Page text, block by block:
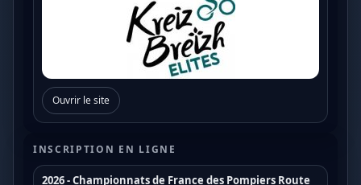
Coupe de France Cyclo Cross
Coupe de France N1
Coupe de France N2
Coupe de France N3
Coupe de France U17
Coupe de France U19
Ouvrir le site
INSCRIPTION EN LIGNE
2026 - Championnats de France des Pompiers Route